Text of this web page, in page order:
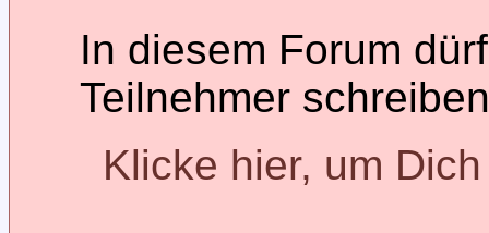
In diesem Forum
Teilnehmer
Klicke hier, um